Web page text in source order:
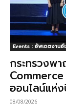
Events : อัพเดตงานอี
กระทรวงพ
ออนไลน์แห่
08/08/2026